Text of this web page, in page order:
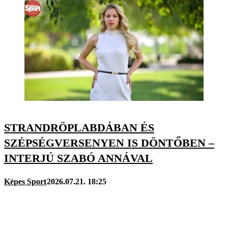
STRANDRÖPLABDÁBAN ÉS
SZÉPSÉGVERSENYEN IS DÖNTŐBEN –
INTERJÚ SZABÓ ANNÁVAL
Képes Sport2026.07.21. 18:25